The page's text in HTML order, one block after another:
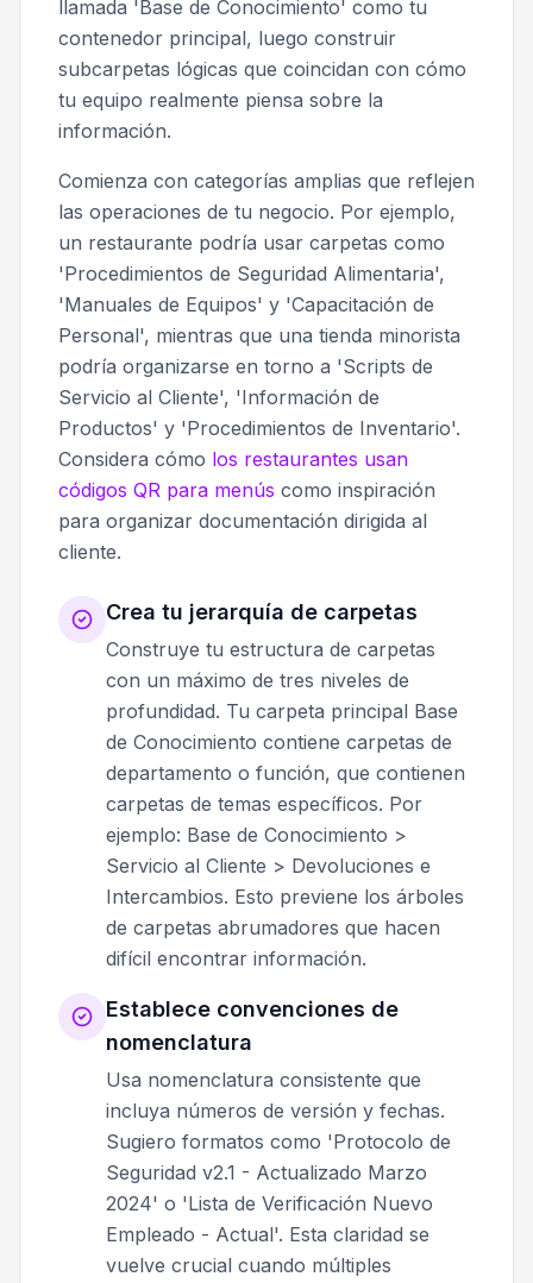
llamada 'Base de Conocimiento' como tu
contenedor principal, luego construir
subcarpetas lógicas que coincidan con cómo
tu equipo realmente piensa sobre la
información.
Comienza con categorías amplias que reflejen
las operaciones de tu negocio. Por ejemplo,
un restaurante podría usar carpetas como
'Procedimientos de Seguridad Alimentaria',
'Manuales de Equipos' y 'Capacitación de
Personal', mientras que una tienda minorista
podría organizarse en torno a 'Scripts de
Servicio al Cliente', 'Información de
Productos' y 'Procedimientos de Inventario'.
Considera cómo los restaurantes usan
códigos QR para menús como inspiración
para organizar documentación dirigida al
cliente.
Crea tu jerarquía de carpetas
Construye tu estructura de carpetas
con un máximo de tres niveles de
profundidad. Tu carpeta principal Base
de Conocimiento contiene carpetas de
departamento o función, que contienen
carpetas de temas específicos. Por
ejemplo: Base de Conocimiento >
Servicio al Cliente > Devoluciones e
Intercambios. Esto previene los árboles
de carpetas abrumadores que hacen
difícil encontrar información.
Establece convenciones de
nomenclatura
Usa nomenclatura consistente que
incluya números de versión y fechas.
Sugiero formatos como 'Protocolo de
Seguridad v2.1 - Actualizado Marzo
2024' o 'Lista de Verificación Nuevo
Empleado - Actual'. Esta claridad se
vuelve crucial cuando múltiples